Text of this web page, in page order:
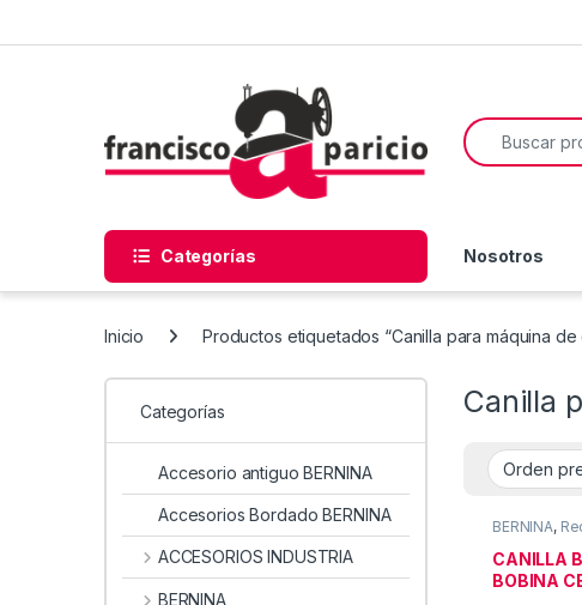
Search for:
Categorías Nosotros
Inicio Productos etiquetados “Canilla para máquina de
Canilla
BERNINA,
BERNINA
CANILLA
BOBINA
Categorías
Accesorio antiguo BERNINA
Accesorios Bordado BERNINA
ACCESORIOS INDUSTRIA
BERNINA